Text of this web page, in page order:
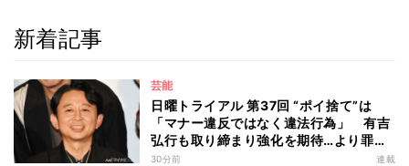
新着記事
芸能
日曜トライアル 第37回 “ポイ捨て”は
「マナー違反ではなく違法行為」 有吉
弘行も取り締まり強化を期待…より罪が
重くなる“ポイ捨て”とは 大垣優希弁護
30分前 連載